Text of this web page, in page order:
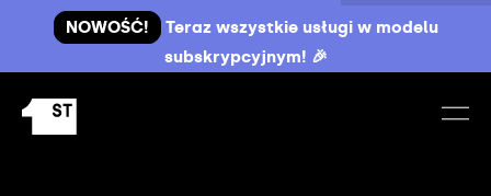
NOWOŚĆ!
Teraz wszystkie usługi w modelu
subskrypcyjnym! 🎉